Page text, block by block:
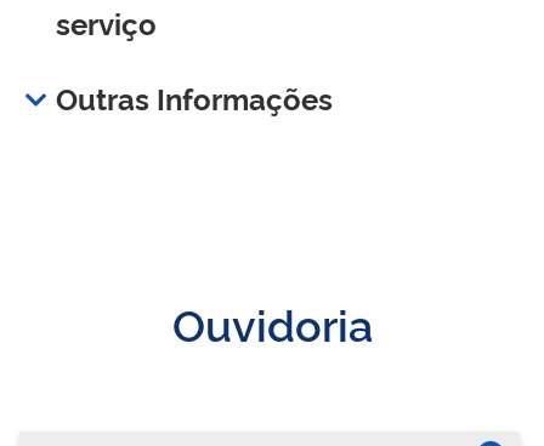
serviço
Outras Informações
Ouvidoria